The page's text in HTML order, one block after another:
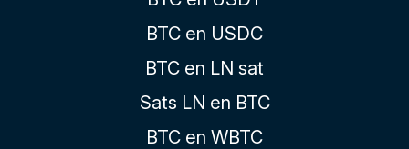
BTC en USDC
BTC en LN sat
Sats LN en BTC
BTC en WBTC